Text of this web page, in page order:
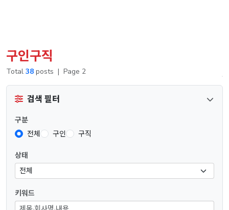
구인구직
Total 38 posts | Page 2
검색 필터
구분
전체
구인 구직
상태
키워드